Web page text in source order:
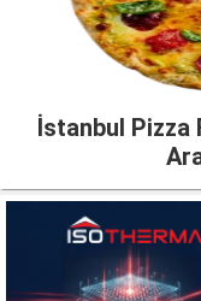
İstanbul Pizza